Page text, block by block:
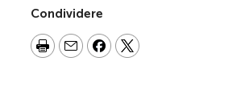
Condividere